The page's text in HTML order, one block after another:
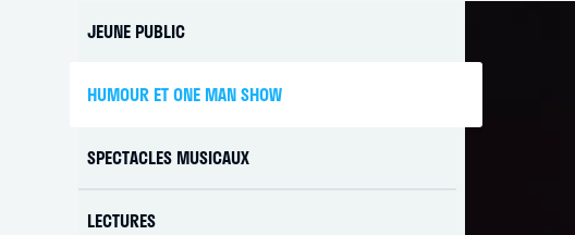
JEUNE PUBLIC
HUMOUR ET ONE MAN SHOW
SPECTACLES MUSICAUX
LECTURES